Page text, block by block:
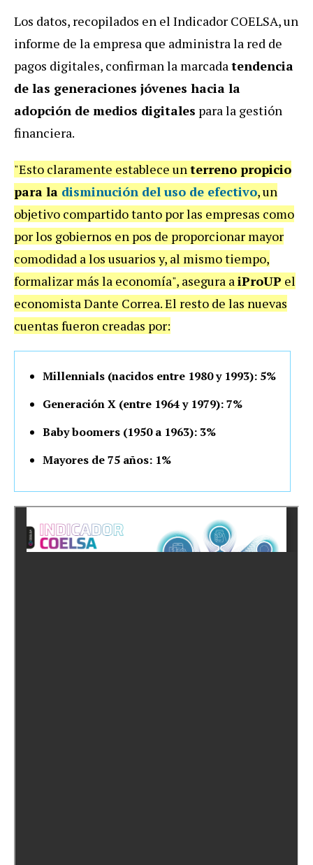
Los datos, recopilados en el Indicador COELSA, un
informe de la empresa que administra la red de
pagos digitales, confirman la marcadatendencia
de las generaciones jóvenes hacia la
adopción de medios digitales para la gestión
financiera.
"Esto claramente establece unterreno propicio
para la disminución del uso de efectivo, un
objetivo compartido tanto por las empresas como
por los gobiernos en pos de proporcionar mayor
comodidad a los usuarios y, al mismo tiempo,
formalizar más la economía", asegura aiProUP el
economista Dante Correa. El resto de las nuevas
cuentas fueron creadas por:
Millennials (nacidos entre 1980 y 1993): 5%
Generación X (entre 1964 y 1979): 7%
Baby boomers (1950 a 1963): 3%
Mayores de 75 años: 1%